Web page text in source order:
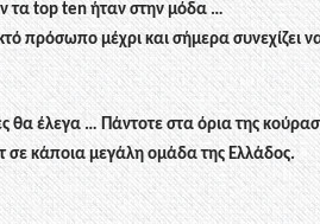
ταtop ten ήταν στην μόδα …
πρόσωπο μέχρι και σήμερα συνεχίζει
θα έλεγα … Πάντοτε στα όρια της
σε κάποια μεγάλη ομάδα της Ελλάδος.